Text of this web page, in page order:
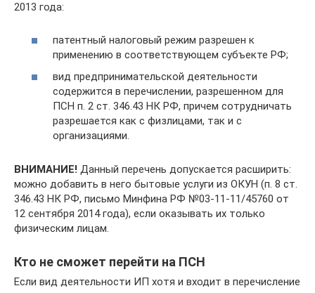
2013 года:
патентный налоговый режим разрешен к
применению в соответствующем субъекте РФ;
вид предпринимательской деятельности
содержится в перечислении, разрешенном для
ПСН п. 2 ст. 346.43 НК РФ, причем сотрудничать
разрешается как с физлицами, так и с
организациями.
ВНИМАНИЕ! Данный перечень допускается расширить:
можно добавить в него бытовые услуги из ОКУН (п. 8 ст.
346.43 НК РФ, письмо Минфина РФ №03-11-11/45760 от
12 сентября 2014 года), если оказывать их только
физическим лицам.
Кто не сможет перейти на ПСН
Если вид деятельности ИП хотя и входит в перечисление